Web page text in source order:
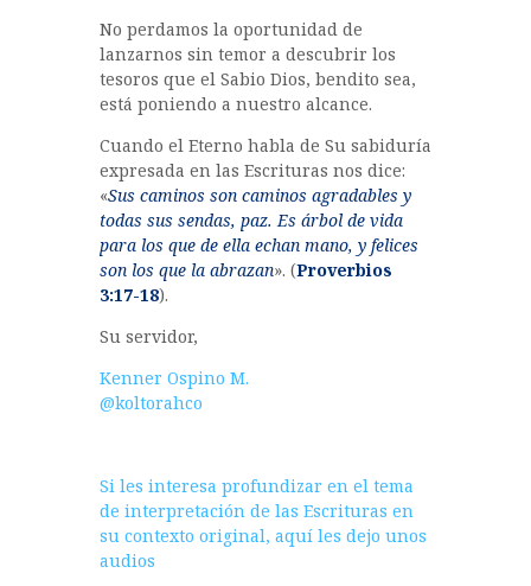
No perdamos la oportunidad de
lanzarnos sin temor a descubrir los
tesoros que el Sabio Dios, bendito sea,
está poniendo a nuestro alcance.
Cuando el Eterno habla de Su sabiduría
expresada en las Escrituras nos dice:
«Sus caminos son caminos agradables y
todas sus sendas, paz. Es árbol de vida
para los que de ella echan mano, y felices
son los que la abrazan». (Proverbios
3:17-18).
Su servidor,
Kenner Ospino M.
@koltorahco
Si les interesa profundizar en el tema
de interpretación de las Escrituras en
su contexto original, aquí les dejo unos
audios